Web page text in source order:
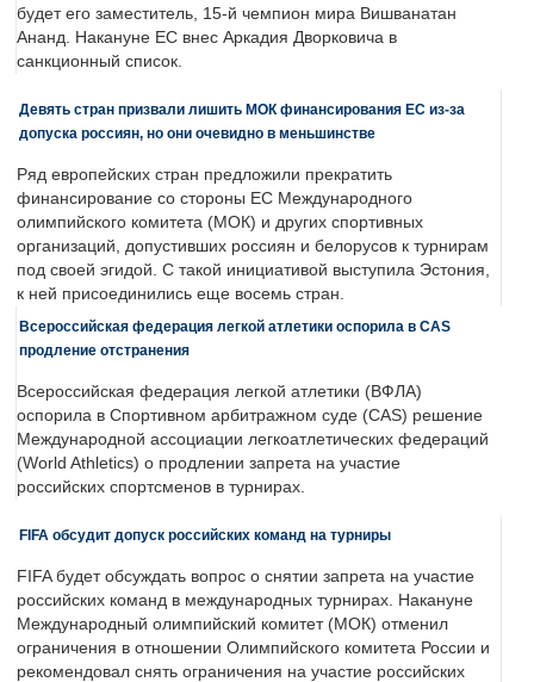
будет его заместитель, 15-й чемпион мира Вишванатан
Ананд. Накануне ЕС внес Аркадия Дворковича в
санкционный список.
Девять стран призвали лишить МОК финансирования ЕС из-за
допуска россиян, но они очевидно в меньшинстве
Ряд европейских стран предложили прекратить
финансирование со стороны ЕС Международного
олимпийского комитета (МОК) и других спортивных
организаций, допустивших россиян и белорусов к турнирам
под своей эгидой. С такой инициативой выступила Эстония,
к ней присоединились еще восемь стран.
Всероссийская федерация легкой атлетики оспорила в CAS
продление отстранения
Всероссийская федерация легкой атлетики (ВФЛА)
оспорила в Спортивном арбитражном суде (CAS) решение
Международной ассоциации легкоатлетических федераций
(World Athletics) о продлении запрета на участие
российских спортсменов в турнирах.
FIFA обсудит допуск российских команд на турниры
FIFA будет обсуждать вопрос о снятии запрета на участие
российских команд в международных турнирах. Накануне
Международный олимпийский комитет (МОК) отменил
ограничения в отношении Олимпийского комитета России и
рекомендовал снять ограничения на участие российских